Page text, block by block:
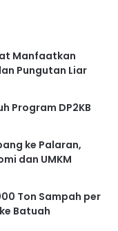
Manfaatkan
Pungutan Liar
Program DP2KB
ke Palaran,
dan UMKM
Ton Sampah per
Batuah